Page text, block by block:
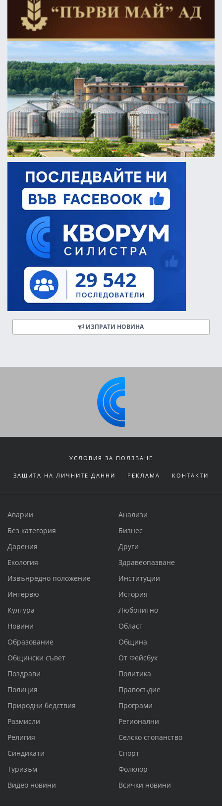
ИЗПРАТИ НОВИНА
УСЛОВИЯ ЗА ПОЛЗВАНЕ
ЗАЩИТА НА ЛИЧНИТЕ ДАННИ РЕКЛАМА КОНТАКТИ
Аварии
Анализи
Без категория
Бизнес
Дарения
Други
Екология
Здравеопазване
Извънредно положение
Институции
Интервю
История
Култура
Любопитно
Новини
Област
Образование
Община
Общински съвет
От Фейсбук
Поздрави
Политика
Полиция
Правосъдие
Природни бедствия
Програми
Размисли
Регионални
Религия
Селско стопанство
Синдикати
Спорт
Туризъм
Фолклор
Видео новини
Всички новини